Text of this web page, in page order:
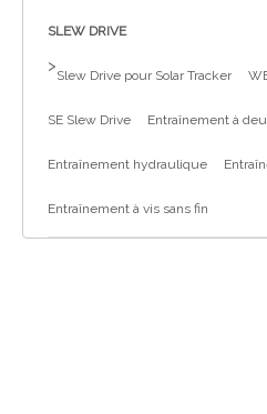
SLEW DRIVE
>
Slew Drive pour Solar Tracker
SE Slew Drive Entraînement à
Entraînement hydraulique
Entraînement à vis sans fin